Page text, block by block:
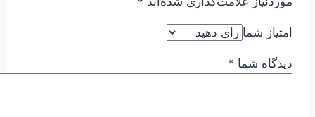
امتیاز شما
دیدگاه شما *